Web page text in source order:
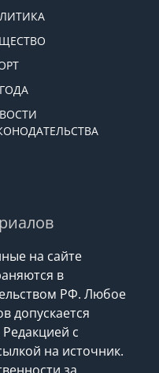
на сайте
в
РФ. Любое
допускается
с
на источник.